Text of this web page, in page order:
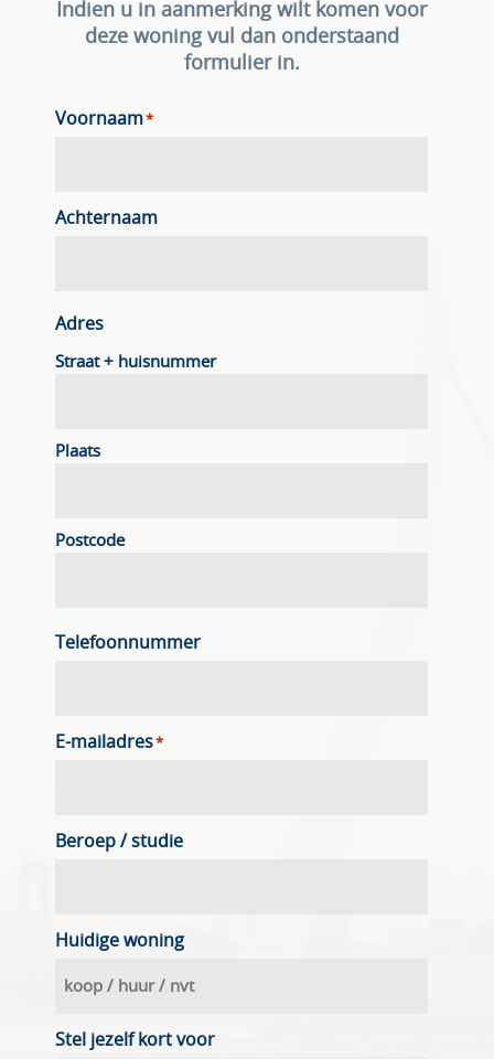
Indien u in aanmerking wilt komen voor
deze woning vul dan onderstaand
formulier in.
Voornaam*
Achternaam
Adres
Straat + huisnummer
Plaats
Postcode
Telefoonnummer
E-mailadres*
Beroep / studie
Huidige woning
Stel jezelf kort voor